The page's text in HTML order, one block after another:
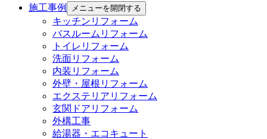
施工事例
メニューを開閉する
キッチンリフォーム
バスルームリフォーム
トイレリフォーム
洗面リフォーム
内装リフォーム
外壁・屋根リフォーム
エクステリアリフォーム
玄関ドアリフォーム
外構工事
給湯器・エコキュート